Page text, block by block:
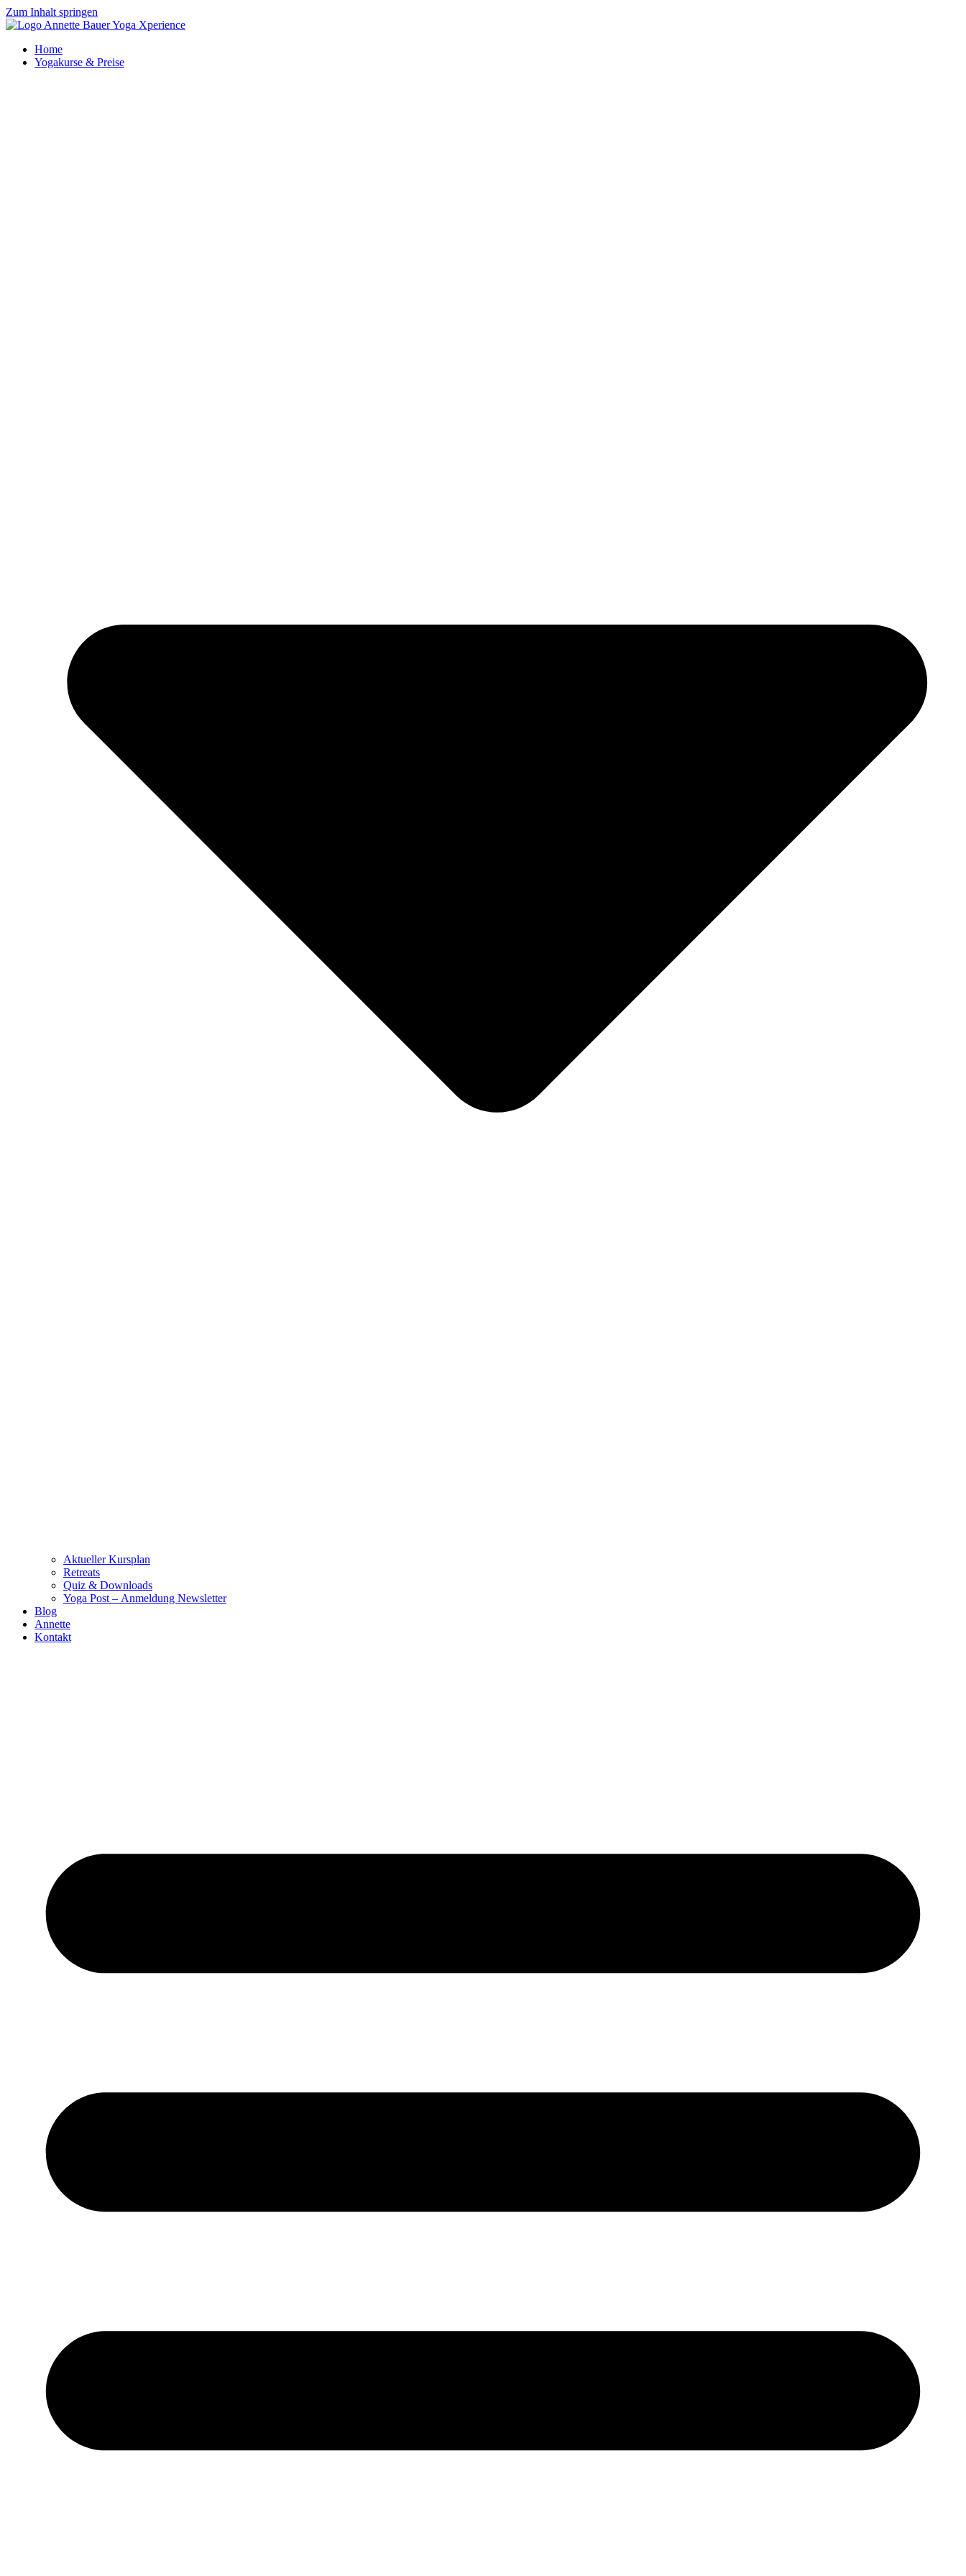
Zum Inhalt springen
Home
Yogakurse & Preise
Aktueller Kursplan
Retreats
Quiz & Downloads
Yoga Post – Anmeldung Newsletter
Blog
Annette
Kontakt